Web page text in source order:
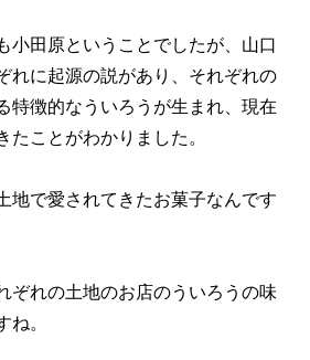
小田原ということでしたが、山口
れに起源の説があり、それぞれの
特徴的なういろうが生まれ、現在
たことがわかりました。
地で愛されてきたお菓子なんです
ぞれの土地のお店のういろうの味
ね。